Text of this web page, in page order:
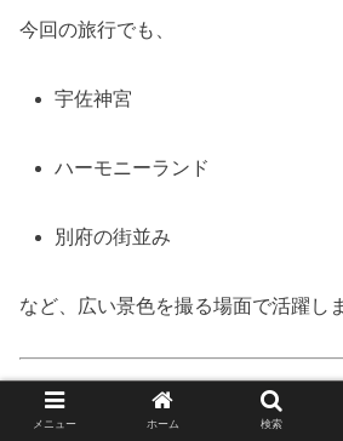
今回の旅行でも、
宇佐神宮
ハーモニーランド
別府の街並み
など、広い景色を撮る場面で活躍し
メニュー ホーム 検索